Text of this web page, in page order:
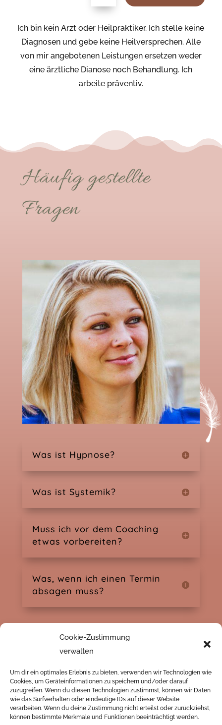
Cookie-Zustimmung
verwalten
Um dir ein optimales Erlebnis zu bieten, verwenden wir Technologien wie
Cookies, um Geräteinformationen zu speichern und/oder darauf
zuzugreifen. Wenn du diesen Technologien zustimmst, können wir Daten
wie das Surfverhalten oder eindeutige IDs auf dieser Website
verarbeiten. Wenn du deine Zustimmung nicht erteilst oder zurückziehst,
können bestimmte Merkmale und Funktionen beeinträchtigt werden.
Ich bin kein Arzt oder Heilpraktiker. Ich stelle keine
Diagnosen und gebe keine Heilversprechen. Alle
von mir angebotenen Leistungen ersetzen weder
eine ärztliche Dianose noch Behandlung. Ich
arbeite präventiv.
Häufig gestellte
Fragen
Was ist Hypnose?
Was ist Systemik?
Muss ich vor dem Coaching
etwas vorbereiten?
Was, wenn ich einen Termin
absagen muss?